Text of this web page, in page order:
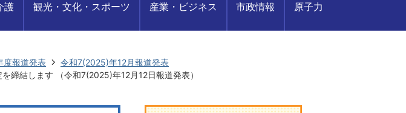
護 観光・文化・スポーツ 産業・ビジネス 市政情報 原子力
報道発表
令和7(2025)年12月報道発表
締結します （令和7(2025)年12月12日報道発表）